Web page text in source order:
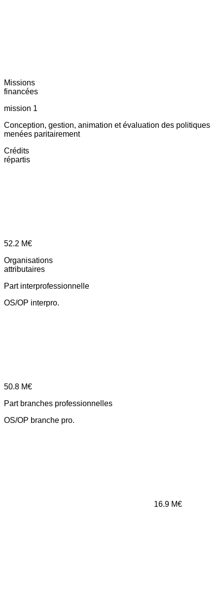
Missions
financées
mission 1
Conception, gestion, animation et évaluation des politiques
menées paritairement
Crédits
répartis
52.2 M€
Organisations
attributaires
Part interprofessionnelle
OS/OP interpro.
50.8 M€
Part branches professionnelles
OS/OP branche pro.
16.9 M€